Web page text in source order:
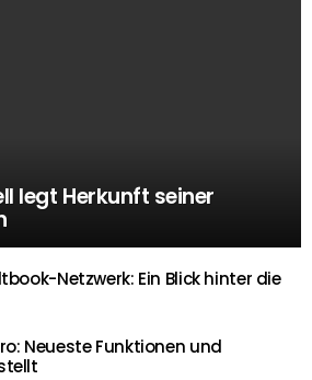
legt Herkunft seiner
Netzwerk: Ein Blick hinter die
Neueste Funktionen und